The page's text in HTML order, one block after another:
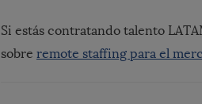
Si estás contratando talento
sobre remote staffing para el